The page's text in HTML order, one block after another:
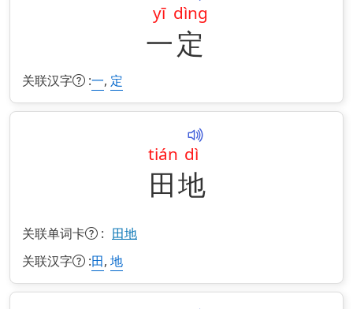
一
yī
定
dìng
关联汉字 :一, 定
田
tián
地
dì
关联单词卡 : 田地
关联汉字 :田, 地